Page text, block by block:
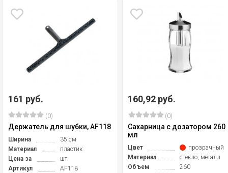
161 руб.
(0)
Держатель для шубки, AF118
Ширина
35 см
Материал
пластик
Цена за
шт.
Артикул
AF118
160,92 руб.
(0)
Сахарница с дозатором 260
мл
Цвет
прозрачный
Материал
стекло, металл
Объем
260